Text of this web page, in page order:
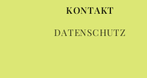
KONTAKT
DATENSCHUTZ